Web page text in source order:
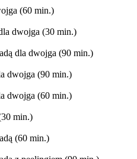
(60 min.)
dwojga (30 min.)
dla dwojga (90 min.)
dwojga (90 min.)
dwojga (60 min.)
min.)
(60 min.)